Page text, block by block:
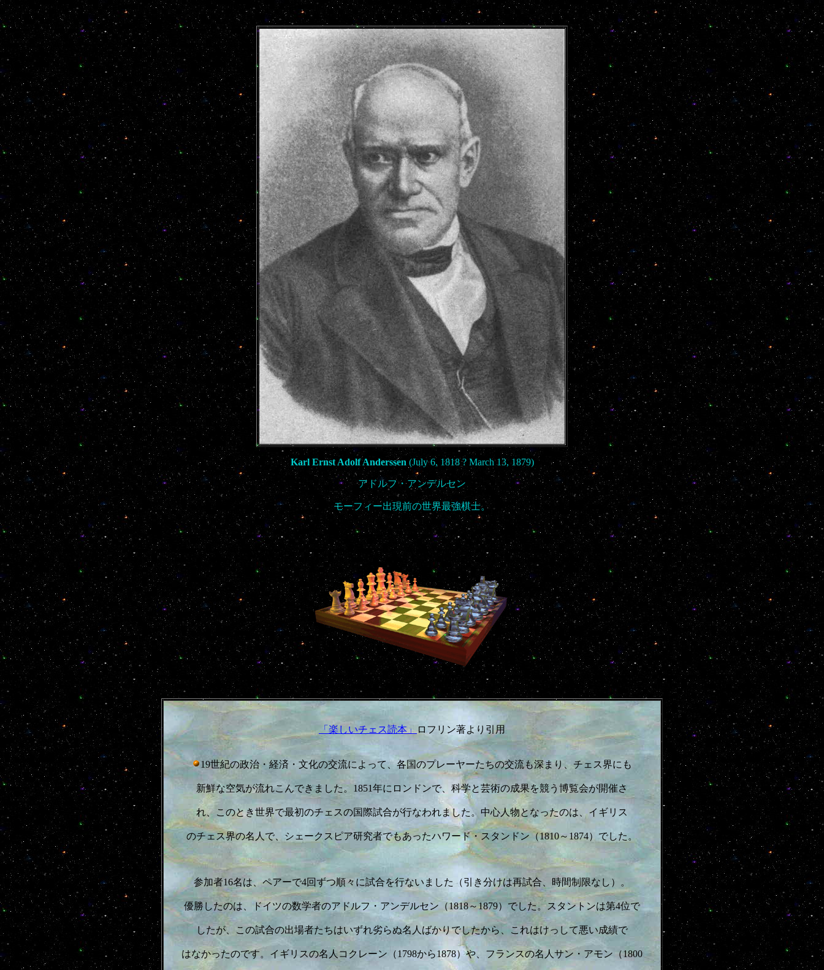
Karl Ernst Adolf Anderssen (July 6, 1818 ? March 13, 1879)
アドルフ・アンデルセン
モーフィー出現前の世界最強棋士。
「楽しいチェス読本」 ロフリン著より引用
19世紀の政治・経済・文化の交流によって、各国のプレーヤーたちの交流も深まり、チェス界にも
新鮮な空気が流れこんできました。1851年にロンドンで、科学と芸術の成果を競う博覧会が開催さ
れ、このとき世界で最初のチェスの国際試合が行なわれました。中心人物となったのは、イギリス
のチェス界の名人で、シェークスピア研究者でもあったハワード・スタンドン（1810～1874）でした。
参加者16名は、ペアーで4回ずつ順々に試合を行ないました（引き分けは再試合、時間制限なし）。
優勝したのは、ドイツの数学者のアドルフ・アンデルセン（1818～1879）でした。スタントンは第4位で
したが、この試合の出場者たちはいずれ劣らぬ名人ばかりでしたから、これはけっして悪い成績で
はなかったのです。イギリスの名人コクレーン（1798から1878）や、フランスの名人サン・アモン（1800